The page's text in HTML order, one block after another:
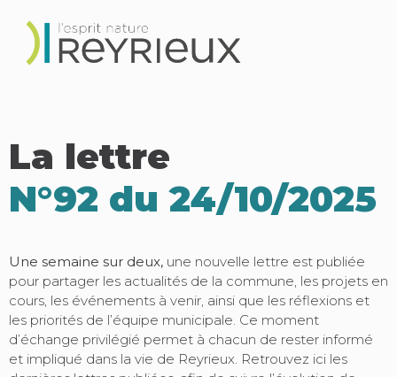
La lettre
N°92 du 24/10/2025
Une semaine sur deux, une nouvelle lettre est publiée
pour partager les actualités de la commune, les projets en
cours, les événements à venir, ainsi que les réflexions et
les priorités de l’équipe municipale. Ce moment
d’échange privilégié permet à chacun de rester informé
et impliqué dans la vie de Reyrieux. Retrouvez ici les